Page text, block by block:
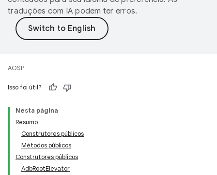
traduções com IA podem ter erros.
AOSP
Isso foi útil?
Nesta página
Resumo
Construtores públicos
Métodos públicos
Construtores públicos
AdbRootElevator